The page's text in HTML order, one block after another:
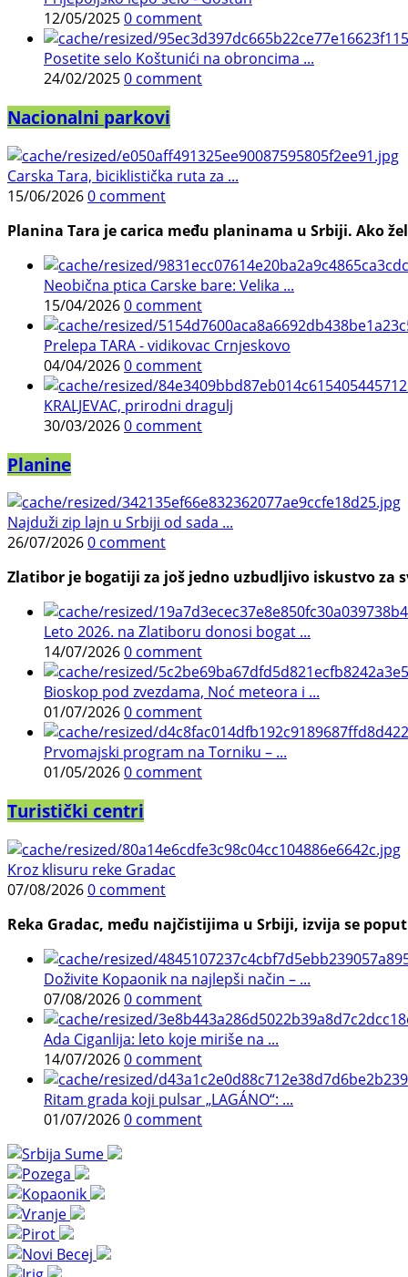
12/05/20250 comment
Posetite selo Koštunići na obroncima ...
24/02/20250 comment
Nacionalni parkovi
Carska Tara, biciklistička ruta za ...
15/06/20260 comment
Planina Tara je carica među planinama u Srbiji. Ako
Neobična ptica Carske bare: Velika ...
15/04/20260 comment
Prelepa TARA - vidikovac Crnjeskovo
04/04/20260 comment
KRALJEVAC, prirodni dragulj
30/03/20260 comment
Planine
Najduži zip lajn u Srbiji od sada ...
26/07/20260 comment
Zlatibor je bogatiji za još jedno uzbudljivo iskustvo
Leto 2026. na Zlatiboru donosi bogat ...
14/07/20260 comment
Bioskop pod zvezdama, Noć meteora i ...
01/07/20260 comment
Prvomajski program na Torniku – ...
01/05/20260 comment
Turistički centri
Kroz klisuru reke Gradac
07/08/20260 comment
Reka Gradac, među najčistijima u Srbiji, izvija se
Doživite Kopaonik na najlepši način – ...
07/08/20260 comment
Ada Ciganlija: leto koje miriše na ...
14/07/20260 comment
Ritam grada koji pulsar „LAGÁNO“: ...
01/07/20260 comment